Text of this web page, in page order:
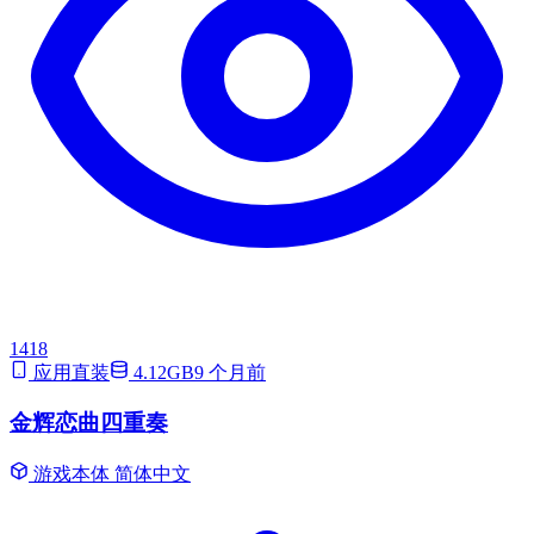
1418
应用直装
4.12GB9 个月前
金辉恋曲四重奏
游戏本体 简体中文